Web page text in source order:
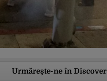
Urmărește-ne în Discover